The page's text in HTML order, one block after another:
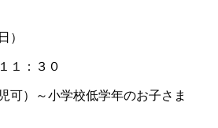
）
１：３０
）～小学校低学年のお子さま